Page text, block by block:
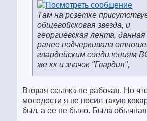
Там на розетке
общевойсковая звезда, и
георгиевская лента,
ранее подчеркивала
гвардейским соединениям
же кк и значок "Гвардия",
Вторая ссылка не рабочая. Но
молодости я не носил такую
был, а ее не было. Была обычная